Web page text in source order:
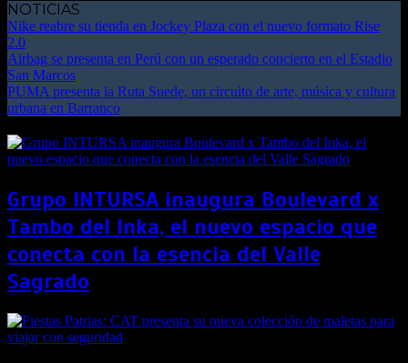
NOTICIAS
Nike reabre su tienda en Jockey Plaza con el nuevo formato Rise
2.0
Airbag se presenta en Perú con un esperado concierto en el Estadio
San Marcos
PUMA presenta la Ruta Suede, un circuito de arte, música y cultura
urbana en Barranco
Grupo INTURSA inaugura Boulevard x
Tambo del Inka, el nuevo espacio que
conecta con la esencia del Valle
Sagrado